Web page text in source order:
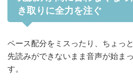
き取りに全力を注ぐ
ペース配分をミスったり、ちょっ
先読みができないまま音声が始ま
す。